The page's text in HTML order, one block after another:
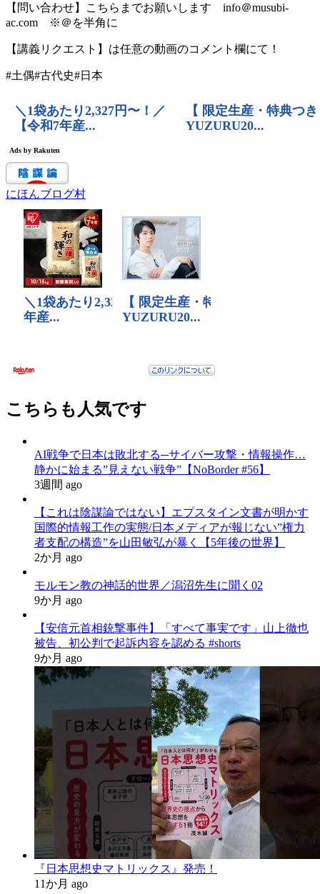
【問い合わせ】こちらまでお願いします info＠musubi-
ac.com ※＠を半角に
【講義リクエスト】は任意の動画のコメント欄にて！
#土偶#古代史#日本
にほんブログ村
こちらも人気です
AI戦争で日本は敗北する─サイバー攻撃・情報操作…
静かに始まる”見えない戦争”【NoBorder #56】
3週間 ago
【これは陰謀論ではない】エプスタイン文書が明かす
国際的情報工作の実態/日本メディアが報じない”権力
者支配の構造”を山田敏弘が暴く【5年後の世界】
2か月 ago
モルモン教の神話的世界／潟沼先生に聞く02
9か月 ago
【安倍元首相銃撃事件】「すべて事実です」山上徹也
被告、初公判で起訴内容を認める #shorts
9か月 ago
『日本思想史マトリックス』発売！
11か月 ago